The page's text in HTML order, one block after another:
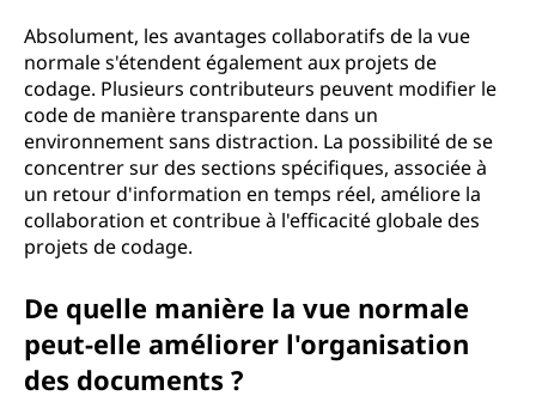
Absolument, les avantages collaboratifs de la vue
normale s'étendent également aux projets de
codage. Plusieurs contributeurs peuvent modifier le
code de manière transparente dans un
environnement sans distraction. La possibilité de se
concentrer sur des sections spécifiques, associée à
un retour d'information en temps réel, améliore la
collaboration et contribue à l'efficacité globale des
projets de codage.
De quelle manière la vue normale
peut-elle améliorer l'organisation
des documents ?